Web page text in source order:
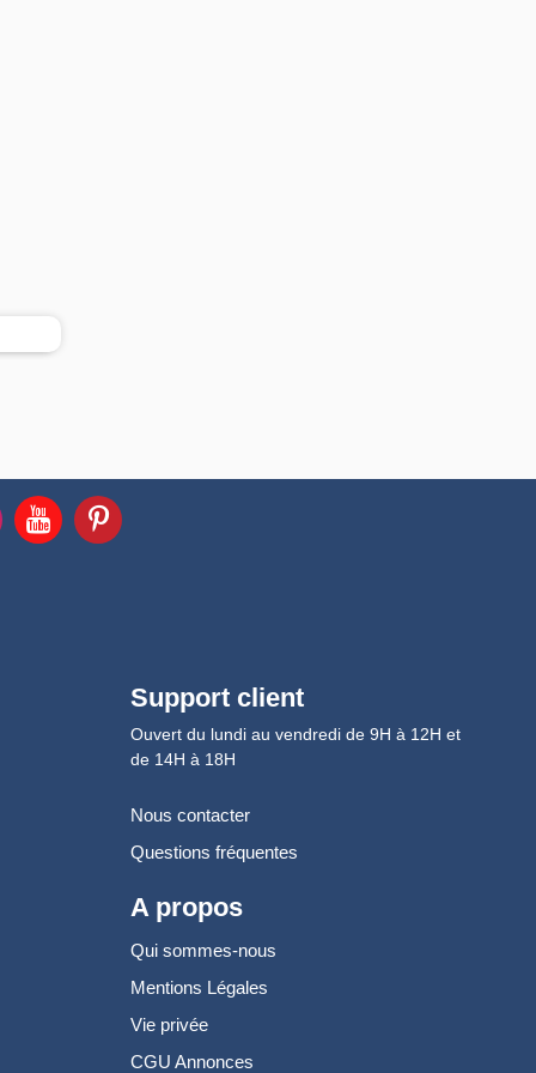
Support client
Ouvert du lundi au vendredi de 9H à 12H et
de 14H à 18H
Nous contacter
Questions fréquentes
A propos
Qui sommes-nous
Mentions Légales
Vie privée
CGU Annonces